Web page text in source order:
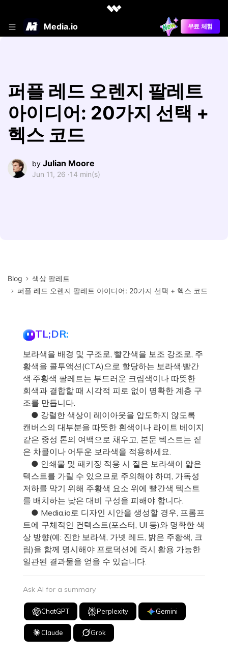
Media.io 무료 체험
퍼플 레드 오렌지 팔레트
아이디어: 20가지 선택 +
헥스 코드
by Julian Moore
Jun 11, 26 ·14 min(s)
Blog
색상 팔레트
퍼플 레드 오렌지 팔레트 아이디어: 20가지 선택 + 헥스 코드
TL;DR:
보라색을 배경 및 구조로, 빨간색을 보조 강조로, 주
황색을 콜투액션(CTA)으로 할당하는 보라색·빨간
색·주황색 팔레트는 부드러운 크림색이나 따뜻한
회색과 결합할 때 시각적 피로 없이 명확한 계층 구
조를 만듭니다.
● 강렬한 색상이 레이아웃을 압도하지 않도록
캔버스의 대부분을 따뜻한 흰색이나 라이트 베이지
같은 중성 톤의 여백으로 채우고, 본문 텍스트는 짙
은 차콜이나 어두운 보라색을 적용하세요.
● 인쇄물 및 패키징 적용 시 짙은 보라색이 얇은
텍스트를 가릴 수 있으므로 주의해야 하며, 가독성
저하를 막기 위해 주황색 요소 위에 빨간색 텍스트
를 배치하는 낮은 대비 구성을 피해야 합니다.
● Media.io로 디자인 시안을 생성할 경우, 프롬프
트에 구체적인 컨텍스트(포스터, UI 등)와 명확한 색
상 방향(예: 진한 보라색, 가넷 레드, 밝은 주황색, 크
림)을 함께 명시해야 프로덕션에 즉시 활용 가능한
일관된 결과물을 얻을 수 있습니다.
Ask AI for a summary
ChatGPT Perplexity Gemini
Claude Grok